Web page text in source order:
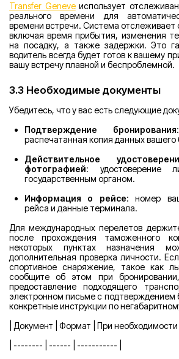
Transfer Geneveиспользует
реального времени для
времени встречи. Система отслеживает
включая время прибытия, изменения
на посадку, а также задержки. Это
водитель всегда будет готов к вашему
вашу встречу плавной и беспроблемной.
3.3 Необходимые документы
Убедитесь, что у вас есть следующие
Подтверждение бронирования
распечатанная копия данных вашего
Действительное
фотографией: удостоверение
государственным органом.
Информация о рейсе: номер
рейса и данные терминала.
Для международных перелетов
после прохождения таможенного
некоторых пунктах назначения
дополнительная проверка личности.
спортивное снаряжение, такое как
сообщите об этом при
предоставление подходящего
электронном письме с подтверждением
конкретные инструкции по
| Документ | Формат | При необходимости |
| -------- | ------ | ----------- |